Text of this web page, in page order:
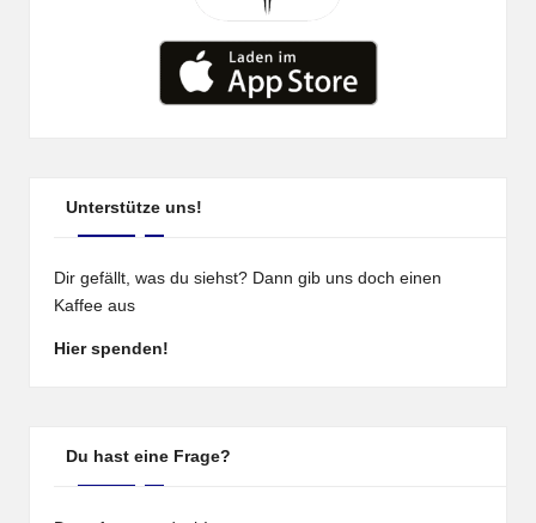
Unterstütze uns!
Dir gefällt, was du siehst? Dann gib uns doch einen
Kaffee aus
Hier spenden!
Du hast eine Frage?